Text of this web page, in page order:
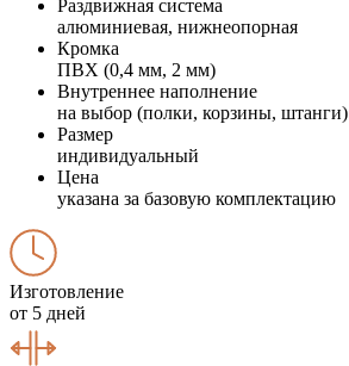
Раздвижная система
алюминиевая, нижнеопорная
Кромка
ПВХ (0,4 мм, 2 мм)
Внутреннее наполнение
на выбор (полки, корзины, штанги)
Размер
индивидуальный
Цена
указана за базовую комплектацию
Изготовление
от 5 дней